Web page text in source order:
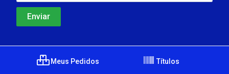
Meus Pedidos Títulos